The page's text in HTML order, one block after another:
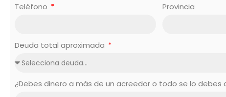
Teléfono Provincia
Deuda total aproximada
¿Debes dinero a más de un acreedor o todo se lo debes